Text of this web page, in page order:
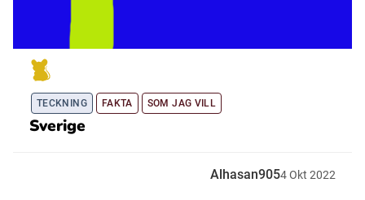
TECKNING FAKTA SOM JAG VILL
Sverige
Alhasan9054Okt 2022